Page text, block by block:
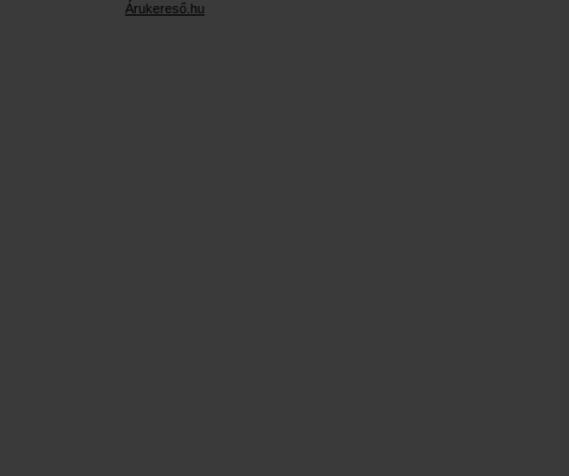
Árukereső.hu